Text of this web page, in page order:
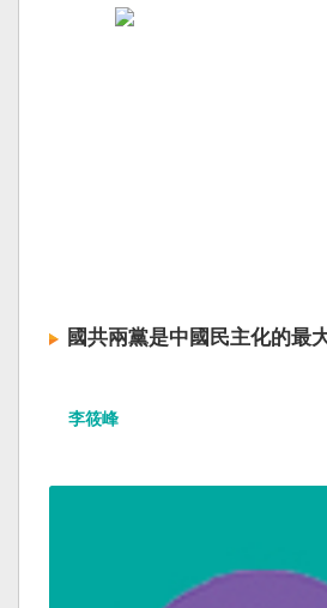
國共兩黨是中國民主化的最
李筱峰